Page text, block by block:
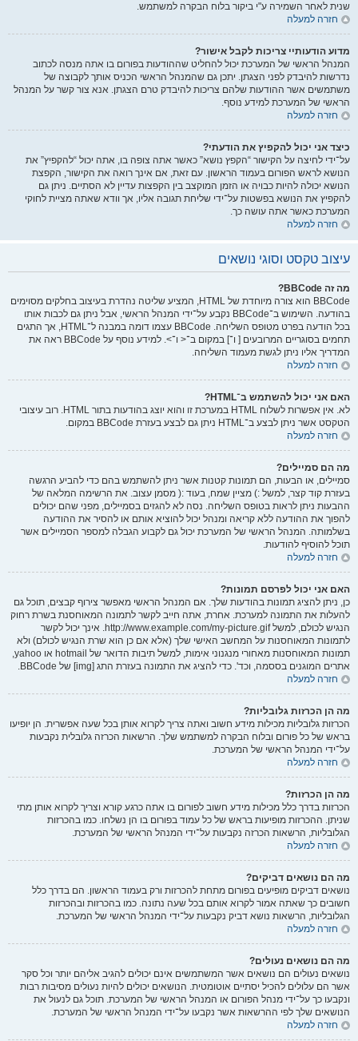
שנית לאחר השמירה ע"י ביקור בלוח הבקרה למשתמש.
חזרה למעלה
מדוע הודעותיי צריכות לקבל אישור?
המנהל הראשי של המערכת יכול להחליט שההודעות בפורום בו אתה מנסה לכתוב
נדרשות להיבדק לפני הצגתן. יתכן גם שהמנהל הראשי הכניס אותך לקבוצה של
משתמשים אשר ההודעות שלהם צריכות להיבדק טרם הצגתן. אנא צור קשר על המנהל
הראשי של המערכת למידע נוסף.
חזרה למעלה
כיצד אני יכול להקפיץ את הודעתי?
על־ידי לחיצה על הקישור “הקפץ נושא” כאשר אתה צופה בו, אתה יכול “להקפיץ” את
הנושא לראש הפורום בעמוד הראשון. עם זאת, אם אינך רואה את הקישור, הקפצת
הנושא יכולה להיות כבויה או הזמן המוקצב בין הקפצות עדיין לא הסתיים. ניתן גם
להקפיץ את הנושא בפשטות על־ידי שליחת תגובה אליו, אך וודא שאתה מציית לחוקי
המערכת כאשר אתה עושה כך.
חזרה למעלה
עיצוב טקסט וסוגי נושאים
מה זה BBCode?
BBCode הוא צורה מיוחדת של HTML, המציע שליטה נהדרת בעיצוב בחלקים מסוימים
בהודעה. השימוש ב־BBCode נקבע על־ידי המנהל הראשי, אבל ניתן גם לכבות אותו
בכל הודעה בפרט מטופס השליחה. BBCode עצמו דומה במבנה ל־HTML, אך התגים
תחמים בסוגריים המרובעים [ ו־] במקום ב־< ו־>. למידע נוסף על BBCode ראה את
המדריך אליו ניתן לגשת מעמוד השליחה.
חזרה למעלה
האם אני יכול להשתמש ב־HTML?
לא. אין אפשרות לשלוח HTML במערכת זו והוא יוצג בהודעות בתור HTML. רוב עיצובי
הטקסט אשר ניתן לבצע ב־HTML ניתן גם לבצע בעזרת BBCode במקום.
חזרה למעלה
מה הם סמיילים?
סמיילים, או הבעות, הם תמונות קטנות אשר ניתן להשתמש בהם כדי להביע הרגשה
בעזרת קוד קצר, למשל :) מציין שמח, בעוד :( מסמן עצוב. את הרשימה המלאה של
ההבעות ניתן לראות בטופס השליחה. נסה לא להגזים בסמיילים, מפני שהם יכולים
להפוך את ההודעה ללא קריאה ומנהל יכול להוציא אותם או להסיר את ההודעה
בשלמותה. המנהל הראשי של המערכת יכול גם לקבוע הגבלה למספר הסמיילים אשר
תוכל להוסיף להודעות.
חזרה למעלה
האם אני יכול לפרסם תמונות?
כן, ניתן להציג תמונות בהודעות שלך. אם המנהל הראשי מאפשר צירוף קבצים, תוכל גם
להעלות את התמונה למערכת. אחרת, אתה חייב לקשר לתמונה המאוחסנת בשרת רחוק
הנגיש לכולם, למשל http://www.example.com/my-picture.gif. אינך יכול לקשר
לתמונות המאוחסנות על המחשב האישי שלך (אלא אם כן הוא שרת הנגיש לכולם) ולא
תמונות המאוחסנות מאחורי מנגנוני אימות, למשל תיבות הדואר של hotmail או yahoo,
אתרים המוגנים בססמה, וכד'. כדי להציג את התמונה בעזרת התג [img] של BBCode.
חזרה למעלה
מה הן הכרזות גלובליות?
הכרזות גלובליות מכילות מידע חשוב ואתה צריך לקרוא אותן בכל שעה אפשרית. הן יופיעו
בראש של כל פורום ובלוח הבקרה למשתמש שלך. הרשאות הכרזה גלובלית נקבעות
על־ידי המנהל הראשי של המערכת.
חזרה למעלה
מה הן הכרזות?
הכרזות בדרך כלל מכילות מידע חשוב לפורום בו אתה כרגע קורא וצריך לקרוא אותן מתי
שניתן. ההכרזות מופיעות בראש של כל עמוד בפורום בו הן נשלחו. כמו בהכרזות
הגלובליות, הרשאות הכרזה נקבעות על־ידי המנהל הראשי של המערכת.
חזרה למעלה
מה הם נושאים דביקים?
נושאים דביקים מופיעים בפורום מתחת להכרזות ורק בעמוד הראשון. הם בדרך כלל
חשובים כך שאתה אמור לקרוא אותם בכל שעה נתונה. כמו בהכרזות ובהכרזות
הגלובליות, הרשאות נושא דביק נקבעות על־ידי המנהל הראשי של המערכת.
חזרה למעלה
מה הם נושאים נעולים?
נושאים נעולים הם נושאים אשר המשתמשים אינם יכולים להגיב אליהם יותר וכל סקר
אשר הם עלולים להכיל יסתיים אוטומטית. הנושאים יכולים להיות נעולים מסיבות רבות
ונקבעו כך על־ידי מנהל הפורום או המנהל הראשי של המערכת. תוכל גם לנעול את
הנושאים שלך לפי ההרשאות אשר נקבעו על־ידי המנהל הראשי של המערכת.
חזרה למעלה